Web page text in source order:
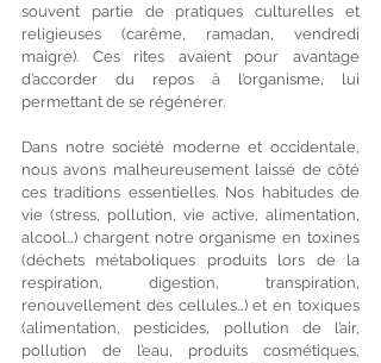
souvent partie de pratiques culturelles et
religieuses (carême, ramadan, vendredi
maigre). Ces rites avaient pour avantage
d’accorder du repos à l’organisme, lui
permettant de se régénérer.
Dans notre société moderne et occidentale,
nous avons malheureusement laissé de côté
ces traditions essentielles. Nos habitudes de
vie (stress, pollution, vie active, alimentation,
alcool…) chargent notre organisme en toxines
(déchets métaboliques produits lors de la
respiration, digestion, transpiration,
renouvellement des cellules…) et en toxiques
(alimentation, pesticides, pollution de l’air,
pollution de l’eau, produits cosmétiques,